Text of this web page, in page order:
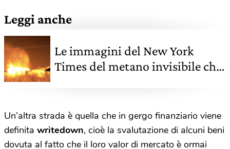
Leggi anche
Le immagini del New York
Times del metano invisibile che
Un’altra strada è quella che in gergo finanziario viene
definita writedown, cioè la svalutazione di alcuni beni
dovuta al fatto che il loro valor di mercato è ormai